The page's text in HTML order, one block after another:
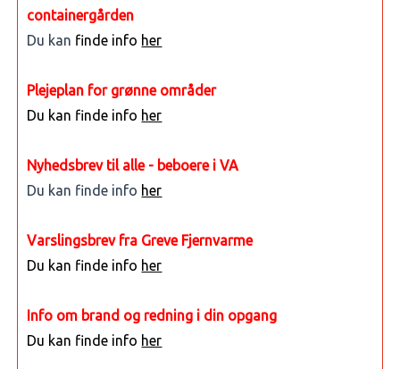
containergården
Du kan finde info her
Plejeplan for grønne områder
Du kan finde info her
Nyhedsbrev til alle - beboere i VA
Du kan finde info her
Varslingsbrev fra Greve Fjernvarme
Du kan finde info her
Info om brand og redning i din opgang
Du kan finde info her